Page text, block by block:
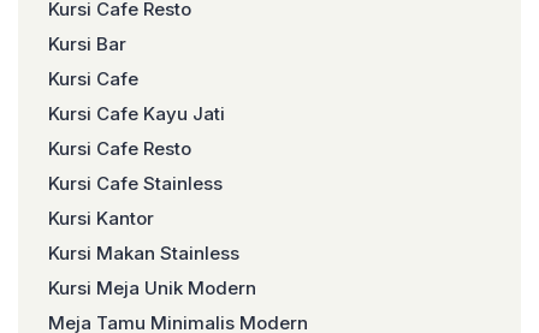
Kursi Cafe Resto
Kursi Bar
Kursi Cafe
Kursi Cafe Kayu Jati
Kursi Cafe Resto
Kursi Cafe Stainless
Kursi Kantor
Kursi Makan Stainless
Kursi Meja Unik Modern
Meja Tamu Minimalis Modern